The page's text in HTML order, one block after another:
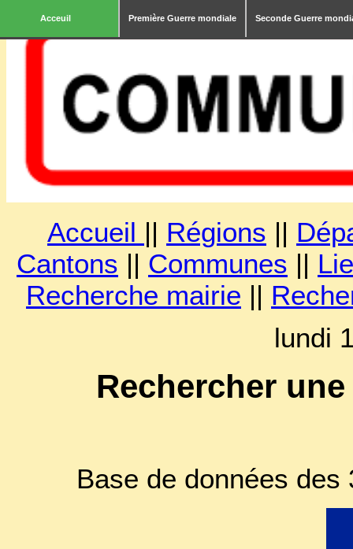
Acceuil Première Guerre mondiale Seconde Guerre
Accueil || Régions ||
Cantons || Communes ||
Recherche mairie ||
lundi
Rechercher
Base de données